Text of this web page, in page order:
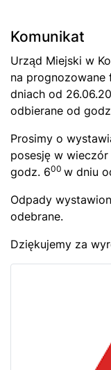
Komunikat
Urząd Miejski w
na prognozowane
dniach od
odbierane od
Prosimy o
posesję w
godz. 600 w dniu
Odpady
odebrane.
Dziękujemy za